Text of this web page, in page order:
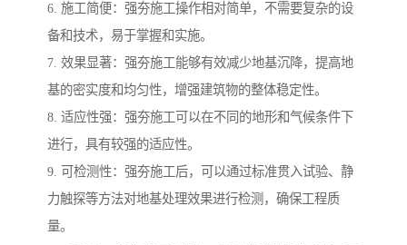
6. 施工简便：强夯施工操作相对简单，不需要复杂的设
备和技术，易于掌握和实施。
7. 效果显著：强夯施工能够有效减少地基沉降，提高地
基的密实度和均匀性，增强建筑物的整体稳定性。
8. 适应性强：强夯施工可以在不同的地形和气候条件下
进行，具有较强的适应性。
9. 可检测性：强夯施工后，可以通过标准贯入试验、静
力触探等方法对地基处理效果进行检测，确保工程质
量。